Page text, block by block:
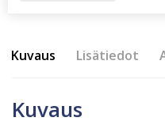
Kuvaus Lisätiedot
Kuvaus